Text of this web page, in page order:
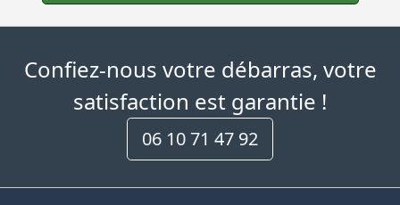
Confiez-nous votre débarras, votre
satisfaction est garantie !
06 10 71 47 92